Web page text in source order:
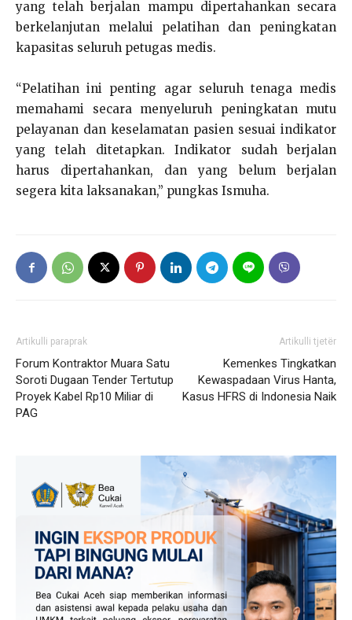
yang telah berjalan mampu dipertahankan secara
berkelanjutan melalui pelatihan dan peningkatan
kapasitas seluruh petugas medis.
“Pelatihan ini penting agar seluruh tenaga medis
memahami secara menyeluruh peningkatan mutu
pelayanan dan keselamatan pasien sesuai indikator
yang telah ditetapkan. Indikator sudah berjalan
harus dipertahankan, dan yang belum berjalan
segera kita laksanakan,” pungkas Ismuha.
Artikulli paraprak
Forum Kontraktor Muara Satu
Soroti Dugaan Tender Tertutup
Proyek Kabel Rp10 Miliar di
PAG
Artikulli tjetër
Kemenkes Tingkatkan
Kewaspadaan Virus Hanta,
Kasus HFRS di Indonesia Naik